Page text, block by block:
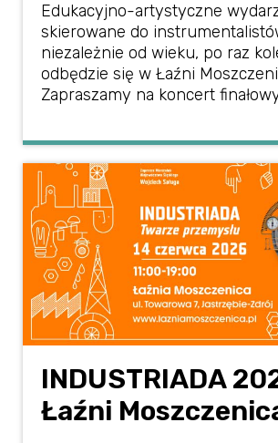
Edukacyjno-artystyczne
skierowane do
niezależnie od wieku, po raz
odbędzie się w Łaźni
Zapraszamy na koncert
INDUSTRIADA
Łaźni